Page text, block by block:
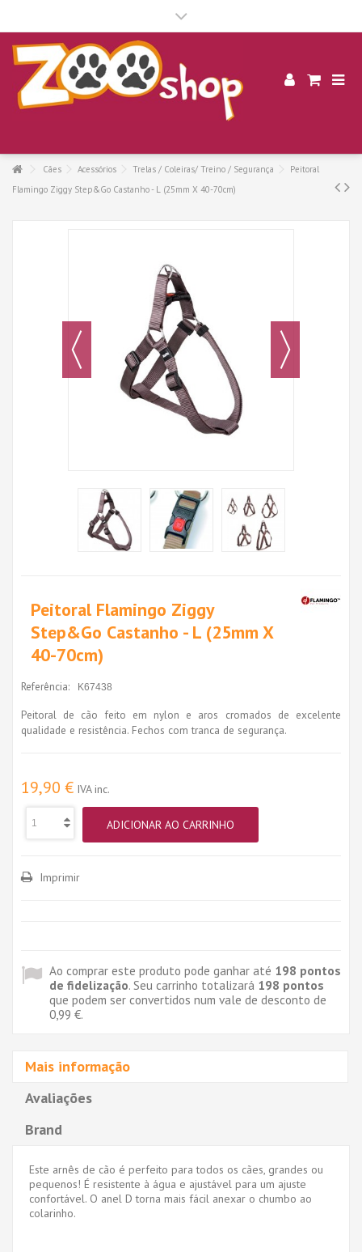
Cães Acessórios Trelas / Coleiras/ Treino / Segurança
Peitoral
Flamingo Ziggy Step&Go Castanho - L (25mm X 40-70cm)
Peitoral Flamingo Ziggy
Step&Go Castanho - L (25mm X
40-70cm)
Referência: K67438
Peitoral de cão feito em nylon e aros cromados de excelente
qualidade e resistência. Fechos com tranca de segurança.
19,90 € IVA inc.
ADICIONAR AO CARRINHO
Imprimir
Ao comprar este produto pode ganhar até 198 pontos
de fidelização. Seu carrinho totalizará 198 pontos
que podem ser convertidos num vale de desconto de
0,99 €.
Mais informação
Avaliações
Brand
Este arnês de cão é perfeito para todos os cães, grandes ou
pequenos! É resistente à água e ajustável para um ajuste
confortável. O anel D torna mais fácil anexar o chumbo ao
colarinho.